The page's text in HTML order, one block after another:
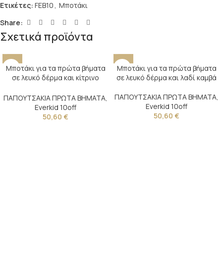
Ετικέτες: FEB10, Μποτάκι
Share:
Σχετικά προϊόντα
Μποτάκι για τα πρώτα βήματα
σε λευκό δέρμα και κίτρινο
ΠΑΠΟΥΤΣΑΚΙΑ ΠΡΩΤΑ ΒΗΜΑΤΑ
Everkid 10off
50,60 €
Μποτάκι για τα πρώτα βήματα
σε λευκό δέρμα και λαδί καμβά
ΠΑΠΟΥΤΣΑΚΙΑ ΠΡΩΤΑ ΒΗΜΑΤΑ,
Everkid 10off
50,60 €